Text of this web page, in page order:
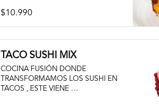
QUESO CREMA
$10.990
TACO SUSHI MIX
COCINA FUSIÓN DONDE
TRANSFORMAMOS LOS SUSHI EN
TACOS , ESTE VIENE